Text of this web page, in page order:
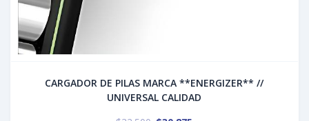
CARGADOR DE PILAS MARCA **ENERGIZER** //
UNIVERSAL CALIDAD